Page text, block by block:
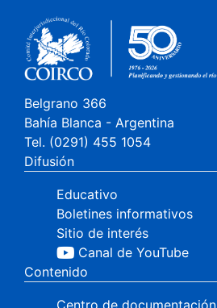
Belgrano 366
Bahía Blanca - Argentina
Tel. (0291) 455 1054
Difusión
Educativo
Boletines informativos
Sitio de interés
Canal de YouTube
Contenido
Centro de documentación